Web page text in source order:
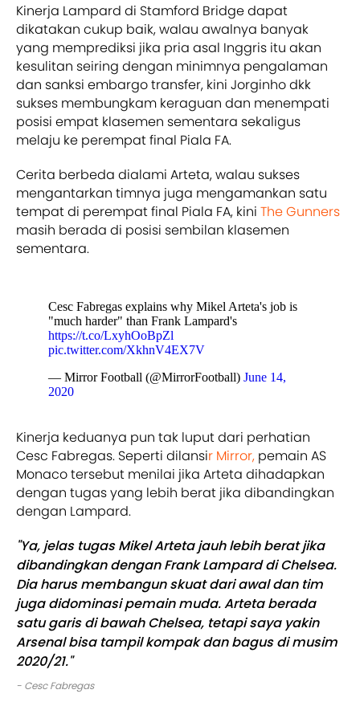
Kinerja Lampard di Stamford Bridge dapat
dikatakan cukup baik, walau awalnya banyak
yang memprediksi jika pria asal Inggris itu akan
kesulitan seiring dengan minimnya pengalaman
dan sanksi embargo transfer, kini Jorginho dkk
sukses membungkam keraguan dan menempati
posisi empat klasemen sementara sekaligus
melaju ke perempat final Piala FA.
Cerita berbeda dialami Arteta, walau sukses
mengantarkan timnya juga mengamankan satu
tempat di perempat final Piala FA, kini The Gunners
masih berada di posisi sembilan klasemen
sementara.
Cesc Fabregas explains why Mikel Arteta's job is
"much harder" than Frank Lampard's
https://t.co/LxyhOoBpZl
pic.twitter.com/XkhnV4EX7V
— Mirror Football (@MirrorFootball) June 14,
2020
Kinerja keduanya pun tak luput dari perhatian
Cesc Fabregas. Seperti dilansir Mirror, pemain AS
Monaco tersebut menilai jika Arteta dihadapkan
dengan tugas yang lebih berat jika dibandingkan
dengan Lampard.
"Ya, jelas tugas Mikel Arteta jauh lebih berat jika
dibandingkan dengan Frank Lampard di Chelsea.
Dia harus membangun skuat dari awal dan tim
juga didominasi pemain muda. Arteta berada
satu garis di bawah Chelsea, tetapi saya yakin
Arsenal bisa tampil kompak dan bagus di musim
2020/21."
- Cesc Fabregas